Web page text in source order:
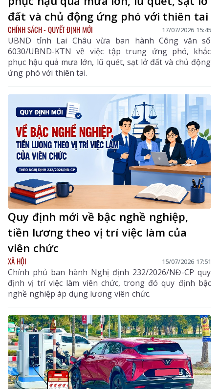
đất và chủ động ứng phó với thiên tai
CHÍNH SÁCH - QUYẾT ĐỊNH MỚI 17/07/2026 15:45
UBND tỉnh Lai Châu vừa ban hành Công văn số
6030/UBND-KTN về việc tập trung ứng phó, khắc
phục hậu quả mưa lớn, lũ quét, sạt lở đất và chủ động
ứng phó với thiên tai.
Quy định mới về bậc nghề nghiệp,
tiền lương theo vị trí việc làm của
viên chức
XÃ HỘI 15/07/2026 17:51
Chính phủ ban hành Nghị định 232/2026/NĐ-CP quy
định vị trí việc làm viên chức, trong đó quy định bậc
nghề nghiệp áp dụng lương viên chức.